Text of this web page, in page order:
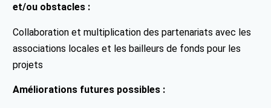
et/ou obstacles :
Collaboration et multiplication des partenariats avec les
associations locales et les bailleurs de fonds pour les
projets
Améliorations futures possibles :